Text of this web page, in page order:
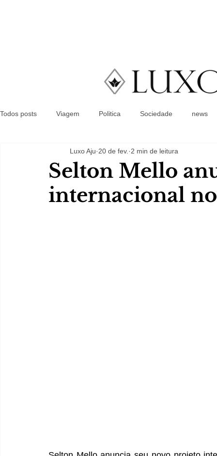
Todos posts Viagem Politica Sociedade news
Selton Mello
internacional
Luxo Aju 20 de fev. 2 min de leitura